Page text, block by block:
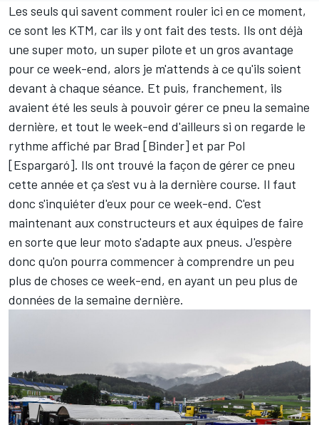
Les seuls qui savent comment rouler ici en ce moment,
ce sont les KTM, car ils y ont fait des tests. Ils ont déjà
une super moto, un super pilote et un gros avantage
pour ce week-end, alors je m'attends à ce qu'ils soient
devant à chaque séance. Et puis, franchement, ils
avaient été les seuls à pouvoir gérer ce pneu la semaine
dernière, et tout le week-end d'ailleurs si on regarde le
rythme affiché par Brad [Binder] et par Pol
[Espargaró]. Ils ont trouvé la façon de gérer ce pneu
cette année et ça s'est vu à la dernière course. Il faut
donc s'inquiéter d'eux pour ce week-end. C'est
maintenant aux constructeurs et aux équipes de faire
en sorte que leur moto s'adapte aux pneus. J'espère
donc qu'on pourra commencer à comprendre un peu
plus de choses ce week-end, en ayant un peu plus de
données de la semaine dernière.